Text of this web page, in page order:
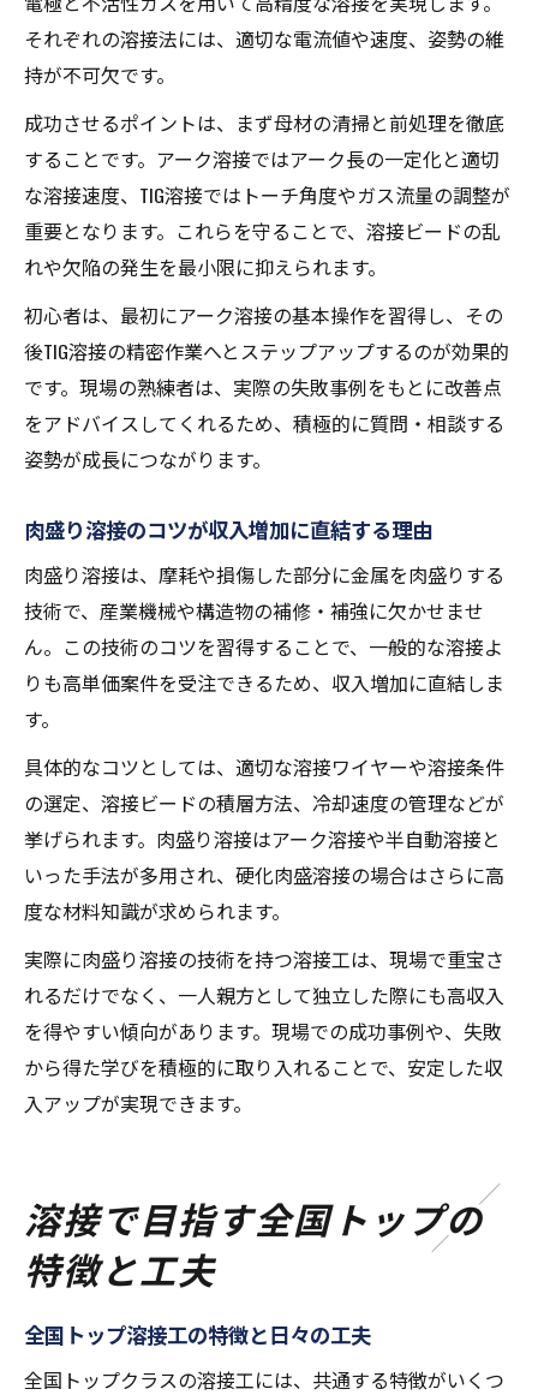
それぞれの溶接法には、適切な電流値や速度、姿勢の維
持が不可欠です。
成功させるポイントは、まず母材の清掃と前処理を徹底
することです。アーク溶接ではアーク長の一定化と適切
な溶接速度、TIG溶接ではトーチ角度やガス流量の調整が
重要となります。これらを守ることで、溶接ビードの乱
れや欠陥の発生を最小限に抑えられます。
初心者は、最初にアーク溶接の基本操作を習得し、その
後TIG溶接の精密作業へとステップアップするのが効果的
です。現場の熟練者は、実際の失敗事例をもとに改善点
をアドバイスしてくれるため、積極的に質問・相談する
姿勢が成長につながります。
肉盛り溶接のコツが収入増加に直結する理由
肉盛り溶接は、摩耗や損傷した部分に金属を肉盛りする
技術で、産業機械や構造物の補修・補強に欠かせませ
ん。この技術のコツを習得することで、一般的な溶接よ
りも高単価案件を受注できるため、収入増加に直結しま
す。
具体的なコツとしては、適切な溶接ワイヤーや溶接条件
の選定、溶接ビードの積層方法、冷却速度の管理などが
挙げられます。肉盛り溶接はアーク溶接や半自動溶接と
いった手法が多用され、硬化肉盛溶接の場合はさらに高
度な材料知識が求められます。
実際に肉盛り溶接の技術を持つ溶接工は、現場で重宝さ
れるだけでなく、一人親方として独立した際にも高収入
を得やすい傾向があります。現場での成功事例や、失敗
から得た学びを積極的に取り入れることで、安定した収
入アップが実現できます。
溶接で目指す全国トップの
特徴と工夫
全国トップ溶接工の特徴と日々の工夫
全国トップクラスの溶接工には、共通する特徴がいくつ